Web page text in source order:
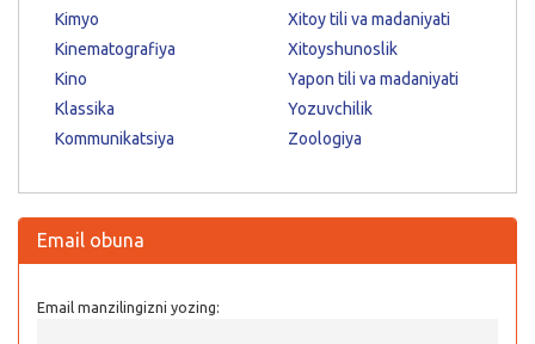
Kimyo
Kinematografiya
Kino
Klassika
Kommunikatsiya
Xitoy tili va madaniyati
Xitoyshunoslik
Yapon tili va madaniyati
Yozuvchilik
Zoologiya
Email obuna
Email manzilingizni yozing: